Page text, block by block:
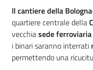
stradale
Seguici
su
Introduzione
Il cantiere della
quartiere centrale della
vecchiasede ferroviaria
i binari saranno interrati
permettendo una